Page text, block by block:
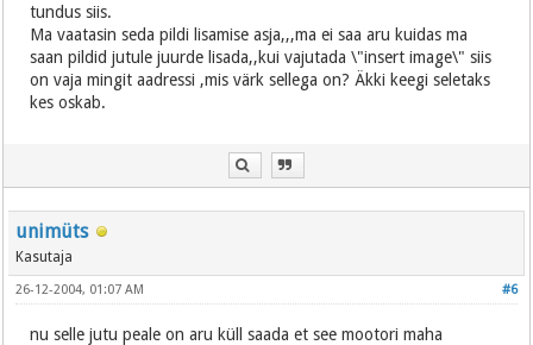
tundus siis.
Ma vaatasin seda pildi lisamise asja,,,ma ei saa aru kuidas ma
saan pildid jutule juurde lisada,,kui vajutada \"insert image\" siis
on vaja mingit aadressi ,mis värk sellega on? Äkki keegi seletaks
kes oskab.
unimüts
Kasutaja
#6
26-12-2004, 01:07 AM
nu selle jutu peale on aru küll saada et see mootori maha